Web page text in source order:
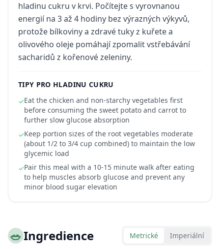
hladinu cukru v krvi. Počítejte s vyrovnanou
energií na 3 až 4 hodiny bez výrazných výkyvů,
protože bílkoviny a zdravé tuky z kuřete a
olivového oleje pomáhají zpomalit vstřebávání
sacharidů z kořenové zeleniny.
TIPY PRO HLADINU CUKRU
✓Eat the chicken and non-starchy vegetables first
before consuming the sweet potato and carrot to
further slow glucose absorption
✓Keep portion sizes of the root vegetables moderate
(about 1/2 to 3/4 cup combined) to maintain the low
glycemic load
✓Pair this meal with a 10-15 minute walk after eating
to help muscles absorb glucose and prevent any
minor blood sugar elevation
🥗Ingredience Metrické Imperiální